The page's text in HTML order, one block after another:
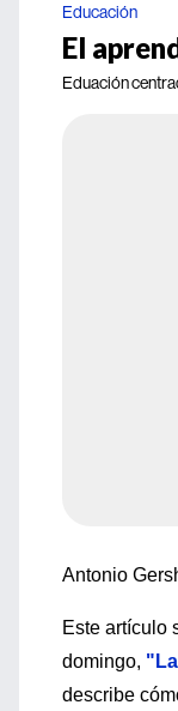
Educación
El
Eduación
Antonio
Este artículo
domingo,
describe